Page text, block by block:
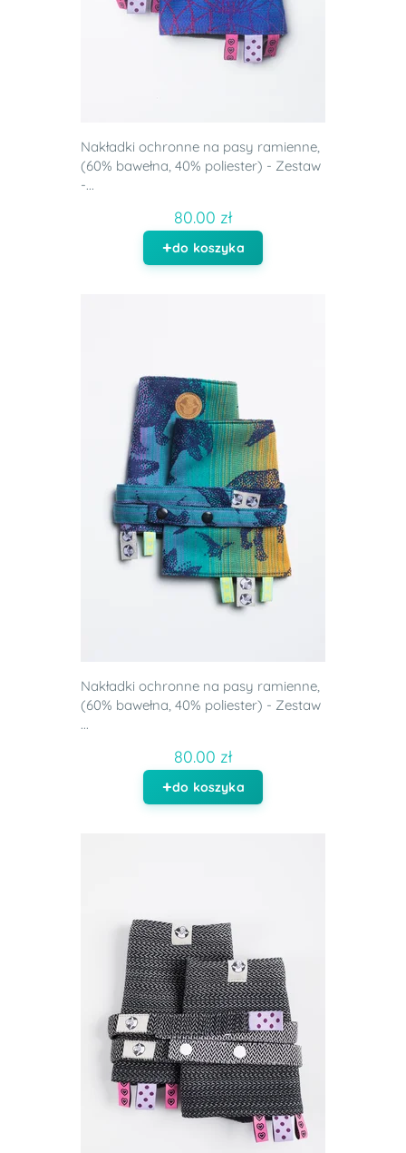
Nakładki ochronne na pasy ramienne,
(60% bawełna, 40% poliester) - Zestaw
-...
80.00 zł
do koszyka
Nakładki ochronne na pasy ramienne,
(60% bawełna, 40% poliester) - Zestaw
...
80.00 zł
do koszyka